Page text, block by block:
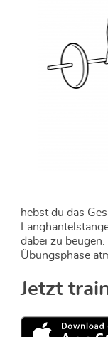
hebst du das
dabei zu
Übungsphase
Jetzt